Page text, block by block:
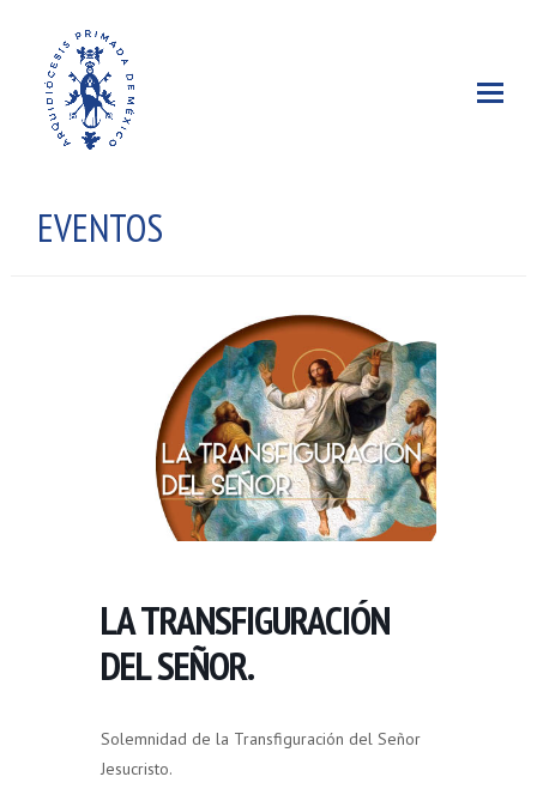
EVENTOS
LA TRANSFIGURACIÓN
DEL SEÑOR.
Solemnidad de la Transfiguración del Señor
Jesucristo.